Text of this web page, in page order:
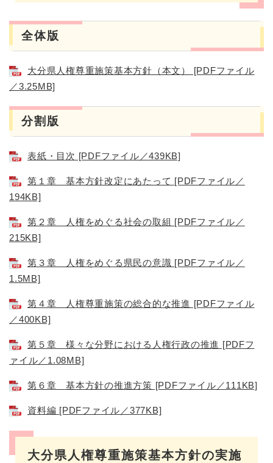
全体版
大分県人権尊重施策基本方針（本文） [PDFファイル
／3.25MB]
分割版
表紙・目次 [PDFファイル／439KB]
第１章 基本方針改定にあたって [PDFファイル／
194KB]
第２章 人権をめぐる社会の取組 [PDFファイル／
215KB]
第３章 人権をめぐる県民の意識 [PDFファイル／
1.5MB]
第４章 人権尊重施策の総合的な推進 [PDFファイル
／400KB]
第５章 様々な分野における人権行政の推進 [PDFフ
ァイル／1.08MB]
第６章 基本方針の推進方策 [PDFファイル／111KB]
資料編 [PDFファイル／377KB]
大分県人権尊重施策基本方針の実施